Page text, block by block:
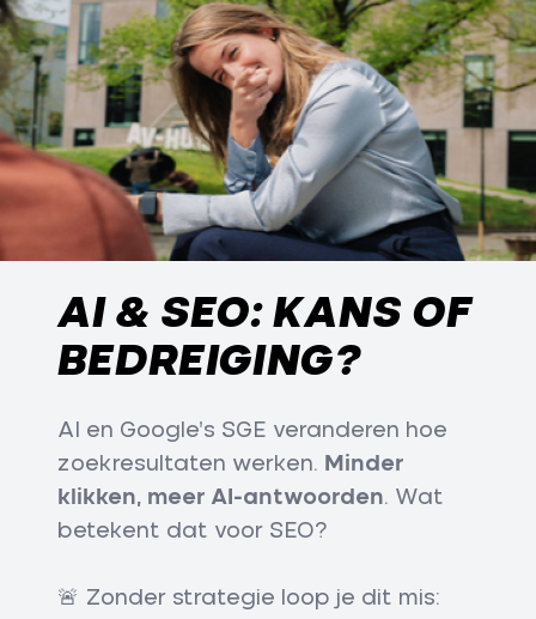
AI & SEO: KANS OF
BEDREIGING?
AI en Google’s SGE veranderen hoe
zoekresultaten werken. Minder
klikken, meer AI-antwoorden. Wat
betekent dat voor SEO?
🚨 Zonder strategie loop je dit mis: